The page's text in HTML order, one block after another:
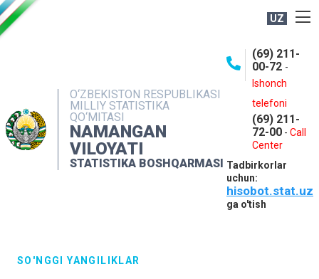
UZ
O‘ZBEKISTON RESPUBLIKASI
MILLIY STATISTIKA
QO‘MITASI
NAMANGAN
VILOYATI
STATISTIKA BOSHQARMASI
(69) 211-
00-72 -
Ishonch
telefoni
(69) 211-
72-00 - Call
Center
Tadbirkorlar
uchun:
hisobot.stat.uz
ga o'tish
NASHRLAR
INTERAKTIV XIZMATLAR
MATBUOT XIZMATI
MUROJAATLAR
SO'NGGI YANGILIKLAR